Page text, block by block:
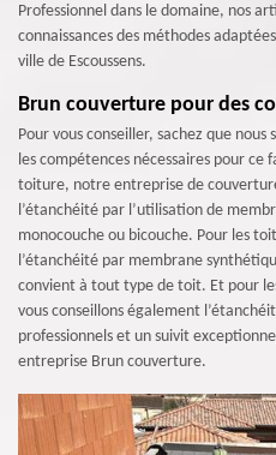
Professionnel dans le domaine, nos
connaissances des méthodes
ville de Escoussens.
Brun couverture pour des
Pour vous conseiller, sachez que
les compétences nécessaires pour
toiture, notre entreprise de
l’étanchéité par l’utilisation de
monocouche ou bicouche. Pour les
l’étanchéité par membrane
convient à tout type de toit. Et pour
vous conseillons également
professionnels et un suivit
entreprise Brun couverture.